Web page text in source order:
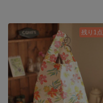
残り1点